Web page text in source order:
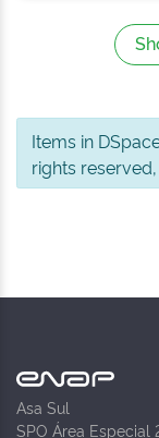
Items in
rights
Asa Sul
SPO Área Especial